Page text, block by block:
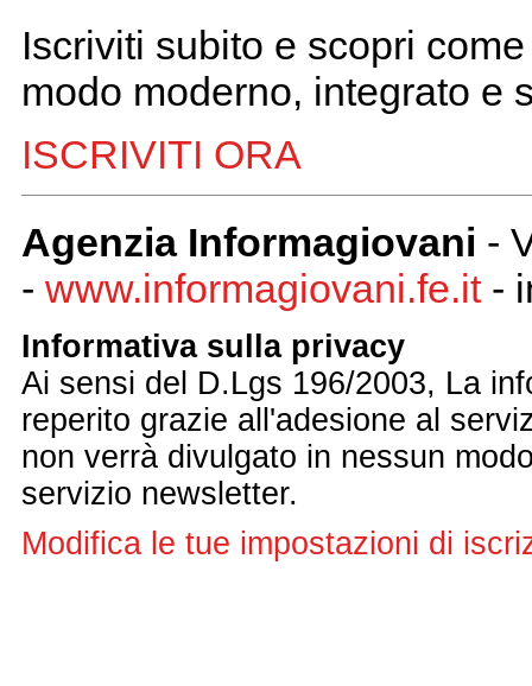
Iscriviti subito e scopri
modo moderno, integrato e
ISCRIVITI ORA
Agenzia Informagiovani -
- www.informagiovani.fe.it-
Informativa sulla privacy
Ai sensi del D.Lgs 196/2003, La
reperito grazie all'adesione al
non verrà divulgato in nessun
servizio newsletter.
Modifica le tue impostazioni di